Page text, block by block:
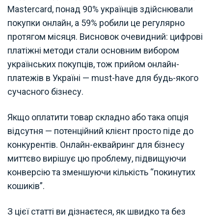
Mastercard, понад 90% українців здійснювали
покупки онлайн, а 59% робили це регулярно
протягом місяця. Висновок очевидний: цифрові
платіжні методи стали основним вибором
українських покупців, тож прийом онлайн-
платежів в Україні — must-have для будь-якого
сучасного бізнесу.
Якщо оплатити товар складно або така опція
відсутня — потенційний клієнт просто піде до
конкурентів. Онлайн-еквайринг для бізнесу
миттєво вирішує цю проблему, підвищуючи
конверсію та зменшуючи кількість “покинутих
кошиків”.
З цієї статті ви дізнаєтеся, як швидко та без